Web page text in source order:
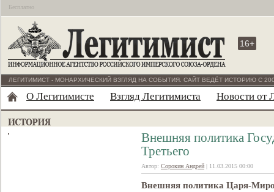
Бесплатно
16+
ЛЕГИТИМИСТ - МОНАРХИЧЕСКИЙ ВЗГЛЯД НА СОБЫТИЯ. САЙТ ВЕДЁТ ИСТОРИЮ С
О Легитимисте Взгляд Легитимиста Новости от
Внешняя политика
Третьего
Автор: Сорокин Андрей | 11.03.2015 00:00
Внешняя политика Царя-